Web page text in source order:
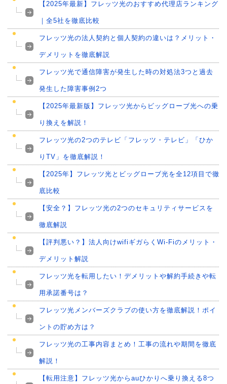
【2025年最新】フレッツ光のおすすめ代理店ランキング
｜全5社を徹底比較
フレッツ光の法人契約と個人契約の違いは？メリット・
デメリットを徹底解説
フレッツ光で通信障害が発生した時の対処法3つと過去
発生した障害事例2つ
【2025年最新版】フレッツ光からビッグローブ光への乗
り換えを解説！
フレッツ光の2つのテレビ「フレッツ・テレビ」「ひか
りTV」を徹底解説！
【2025年】フレッツ光とビッグローブ光を全12項目で徹
底比較
【安全？】フレッツ光の2つのセキュリティサービスを
徹底解説
【評判悪い？】法人向けwifiギガらくWi-Fiのメリット・
デメリット解説
フレッツ光を転用したい！デメリットや解約手続きや転
用承諾番号は？
フレッツ光メンバーズクラブの使い方を徹底解説！ポイ
ントの貯め方は？
フレッツ光の工事内容まとめ！工事の流れや期間を徹底
解説！
【転用注意】フレッツ光からauひかりへ乗り換える8つ